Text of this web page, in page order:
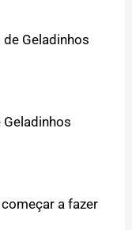
Geladinhos
a fazer